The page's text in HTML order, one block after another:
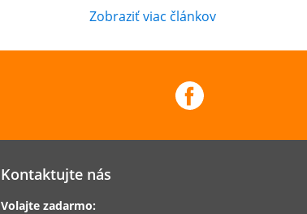
Zobraziť viac článkov
Kontaktujte nás
Volajte zadarmo: